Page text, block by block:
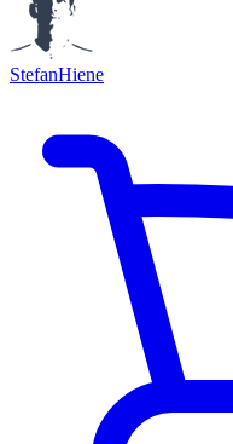
StefanHiene